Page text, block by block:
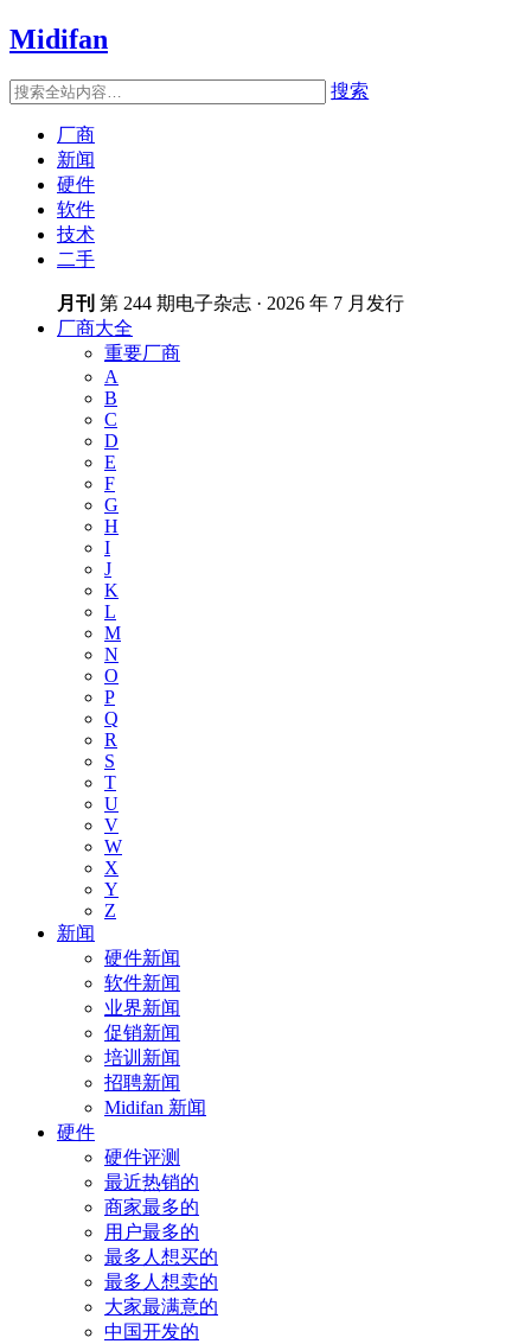
Midifan
搜索
厂商
新闻
硬件
软件
技术
二手
月刊 第 244 期电子杂志 · 2026 年 7 月发行
厂商大全
重要厂商
A
B
C
D
E
F
G
H
I
J
K
L
M
N
O
P
Q
R
S
T
U
V
W
X
Y
Z
新闻
硬件新闻
软件新闻
业界新闻
促销新闻
培训新闻
招聘新闻
Midifan 新闻
硬件
硬件评测
最近热销的
商家最多的
用户最多的
最多人想买的
最多人想卖的
大家最满意的
中国开发的